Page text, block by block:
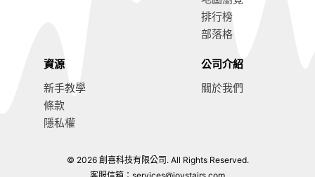
前往訂房
排行榜
部落格
資源
新手教學
條款
隱私權
公司介紹
關於我們
© 2026 創喜科技有限公司. All Rights Reserved.